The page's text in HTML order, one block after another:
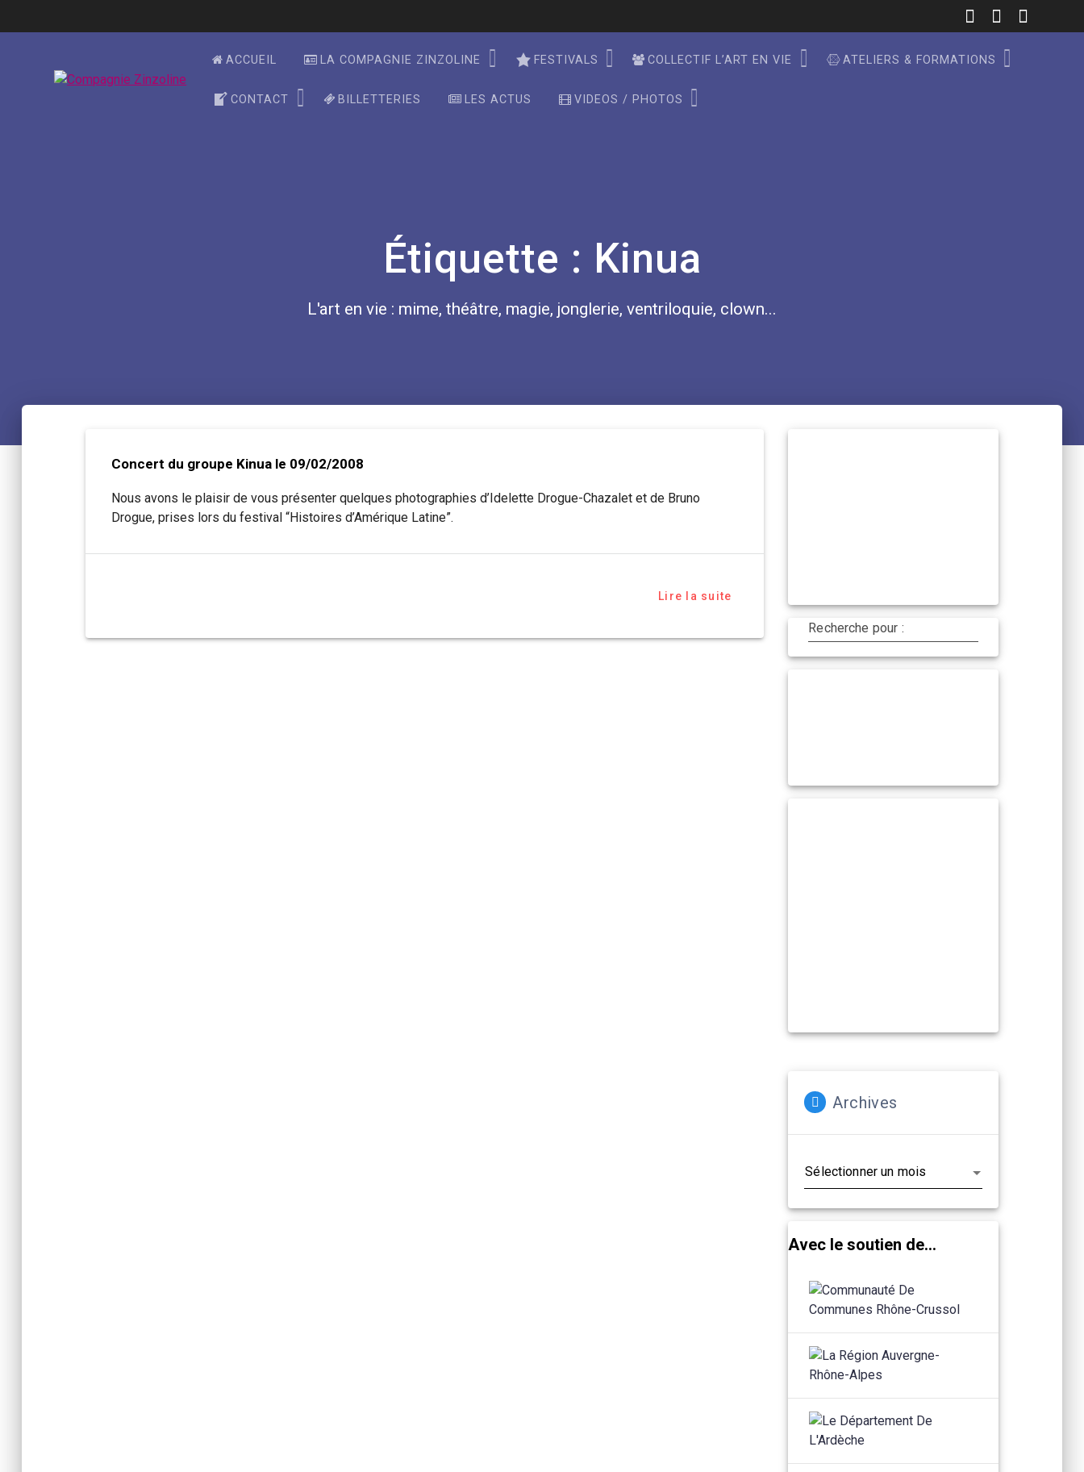
ACCUEIL LA COMPAGNIE ZINZOLINE FESTIVALS COLLECTIF L’ART EN VIE ATELIERS & FORMATIONS
CONTACT BILLETTERIES LES ACTUS VIDEOS / PHOTOS
Étiquette : Kinua
L'art en vie : mime, théâtre, magie, jonglerie, ventriloquie, clown...
Concert du groupe Kinua le 09/02/2008
Nous avons le plaisir de vous présenter quelques photographies d’Idelette Drogue-Chazalet et de Bruno
Drogue, prises lors du festival “Histoires d’Amérique Latine”.
Lire la suite
Recherche pour :
Archives
Avec le soutien de...